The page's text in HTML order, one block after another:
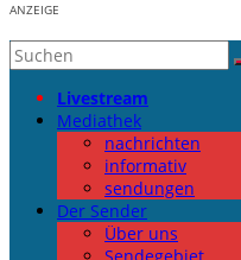
ANZEIGE
Livestream
Mediathek
nachrichten
informativ
sendungen
Der Sender
Über uns